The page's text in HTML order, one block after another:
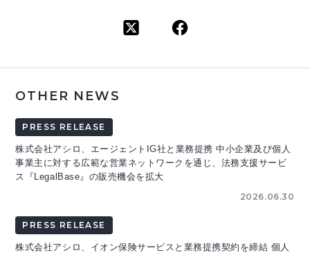
OTHER NEWS
PRESS RELEASE
株式会社アシロ、エージェントIG社と業務提携 中小企業及び個人
事業主に対する広範な営業ネットワークを通じ、法務支援サービ
ス『LegalBase』の販売機会を拡大
2026.06.30
PRESS RELEASE
株式会社アシロ、イオン保険サービスと業務提携契約を締結 個人